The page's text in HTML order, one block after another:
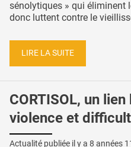
sénolytiques » qui éliminent
donc luttent contre le
LIRE LA SUITE
CORTISOL, un
violence et
Actualité publiée il y a 8 années